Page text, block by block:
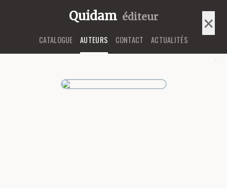
Quidam éditeur
CATALOGUE AUTEURS CONTACT ACTUALITÉS
×